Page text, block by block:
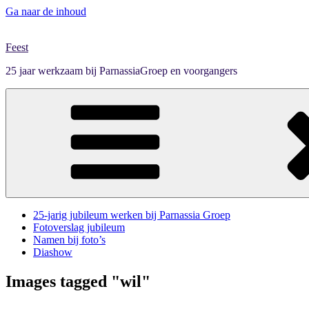
Ga naar de inhoud
Feest
25 jaar werkzaam bij ParnassiaGroep en voorgangers
25-jarig jubileum werken bij Parnassia Groep
Fotoverslag jubileum
Namen bij foto’s
Diashow
Images tagged "wil"